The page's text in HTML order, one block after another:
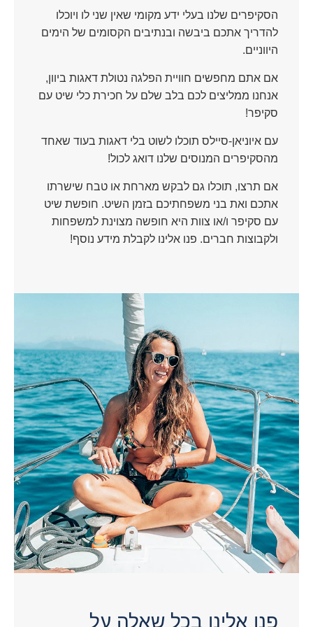
הסקיפרים שלנו בעלי ידע מקומי שאין שני לו ויוכלו
להדריך אתכם ביבשה ובנתיבים הקסומים של הימים
היווניים.
אם אתם מחפשים חוויית הפלגה נטולת דאגות ביוון,
אנחנו ממליצים לכם בלב שלם על חכירת כלי שיט עם
סקיפר!
עם איוניאן-סיילס תוכלו לשוט בלי דאגות בעוד שאחד
מהסקיפרים המנוסים שלנו דואג לכול!
אם תרצו, תוכלו גם לבקש מארחת או טבח שישרתו
אתכם ואת בני משפחתיכם בזמן השיט. חופשת שיט
עם סקיפר ו/או צוות היא חופשה מצוינת למשפחות
ולקבוצות חברים. פנו אלינו לקבלת מידע נוסף!
פנו אלינו בכל שאלה על